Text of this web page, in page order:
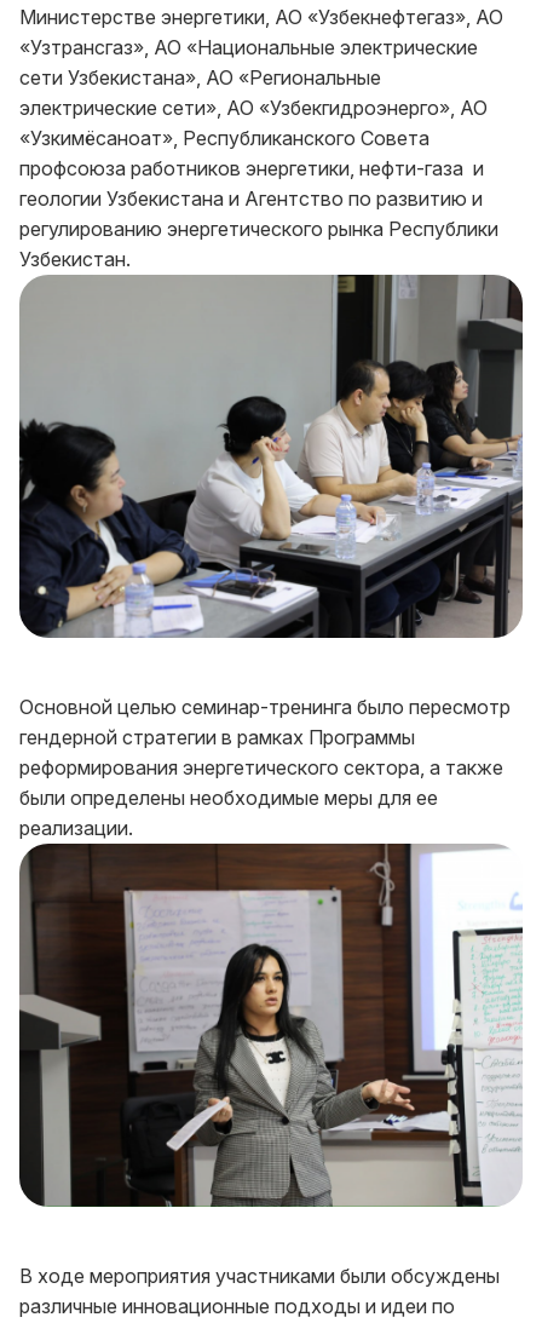
Министерстве энергетики, АО «Узбекнефтегаз», АО
«Узтрансгаз», АО «Национальные электрические
сети Узбекистана», АО «Региональные
электрические сети», АО «Узбекгидроэнерго», АО
«Узкимёсаноат», Республиканского Совета
профсоюза работников энергетики, нефти-газа и
геологии Узбекистана и Агентство по развитию и
регулированию энергетического рынка Республики
Узбекистан.
Основной целью семинар-тренинга было пересмотр
гендерной стратегии в рамках Программы
реформирования энергетического сектора, а также
были определены необходимые меры для ее
реализации.
В ходе мероприятия участниками были обсуждены
различные инновационные подходы и идеи по